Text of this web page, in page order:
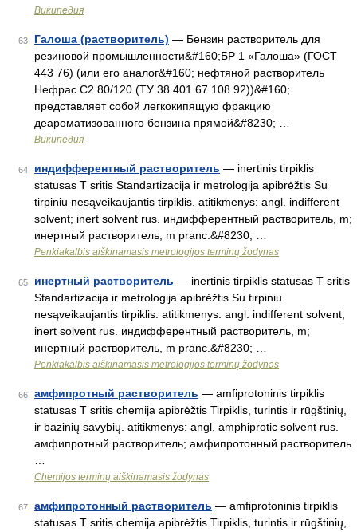
Википедия
63 Галоша (растворитель) — Бензин растворитель для
резиновой промышленности&#160;БР 1 «Галоша» (ГОСТ
443 76) (или его аналог&#160; нефтяной растворитель
Нефрас С2 80/120 (ТУ 38.401 67 108 92))&#160;
представляет собой легкокипящую фракцию
деароматизованного бензина прямой&#8230; …
Википедия
64 индифферентный растворитель — inertinis tirpiklis
statusas T sritis Standartizacija ir metrologija apibrėžtis Su
tirpiniu nesąveikaujantis tirpiklis. atitikmenys: angl. indifferent
solvent; inert solvent rus. индифферентный растворитель, m;
инертный растворитель, m pranc.&#8230; …
Penkiakalbis aiškinamasis metrologijos terminų žodynas
65 инертный растворитель — inertinis tirpiklis statusas T sritis
Standartizacija ir metrologija apibrėžtis Su tirpiniu
nesąveikaujantis tirpiklis. atitikmenys: angl. indifferent solvent;
inert solvent rus. индифферентный растворитель, m;
инертный растворитель, m pranc.&#8230; …
Penkiakalbis aiškinamasis metrologijos terminų žodynas
66 амфипротный растворитель — amfiprotoninis tirpiklis
statusas T sritis chemija apibrėžtis Tirpiklis, turintis ir rūgštinių,
ir bazinių savybių. atitikmenys: angl. amphiprotic solvent rus.
амфипротный растворитель; амфипротонный растворитель
Chemijos terminų aiškinamasis žodynas
67 амфипротонный растворитель — amfiprotoninis tirpiklis
statusas T sritis chemija apibrėžtis Tirpiklis, turintis ir rūgštinių,